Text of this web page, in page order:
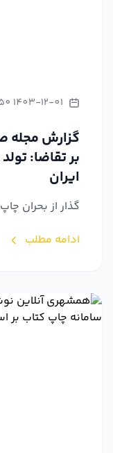
1403-12-01 13:06:50
گزارش مجله
بر تقاضا:
ایران
گذار از بحران
ادامه مطلب